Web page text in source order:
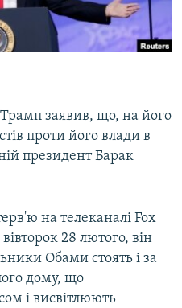
заявив, що, на його
проти його влади в
президент Барак
на телеканалі Fox
28 лютого, він
Обами стоять і за
дому, що
і висвітлюють